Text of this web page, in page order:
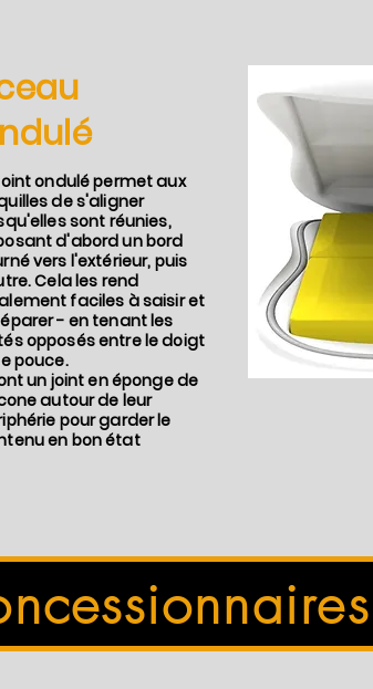
ondulé permet aux
de s'aligner
sont réunies,
d'abord un bord
vers l'extérieur, puis
Cela les rend
faciles à saisir et
- en tenant les
opposés entre le doigt
pouce.
un joint en éponge de
autour de leur
pour garder le
en bon état